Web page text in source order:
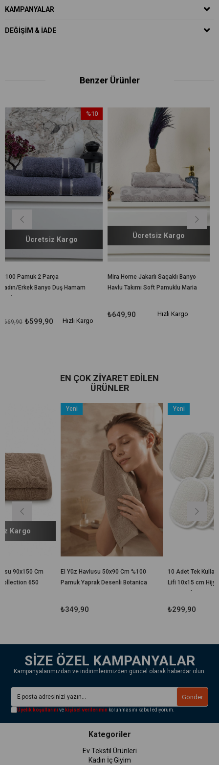
KAMPANYALAR
DEĞIŞIM & İADE
Benzer Ürünler
Hamam
%10
İndirim
%10İndirim
Hızlı Kargo
Mira Home Jakarlı Saçaklı Banyo
Havlu Takımı Soft Pamuklu Maria
Hızlı Kargo
Kadın / Erkek Banyo
Havlusu Hamam Seti
EN ÇOK ZIYARET EDILEN
ÜRÜNLER
El Yüz Havlusu 50x90 Cm %100
Pamuk Yaprak Desenli Botanica
10 Adet Tek Kullanımlık Banyo
Lifi 10x15 cm Hijyenik El
Yeni
Ürün
SİZE ÖZEL KAMPANYALAR
Kampanyalarımızdan ve indirimlerimizden güncel olarak haberdar olun.
Gönder
Üyelik koşullarını ve kişisel verilerimin korunmasını kabul ediyorum.
Kategoriler
Ev Tekstil Ürünleri
Kadın İç Giyim